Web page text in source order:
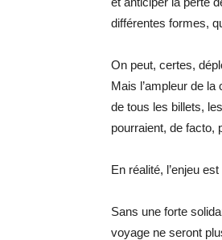
différentes formes,
On peut, certes,
Mais l’ampleur de
de tous les billets,
pourraient, de facto,
En réalité, l’enjeu
Sans une forte
voyage ne seront